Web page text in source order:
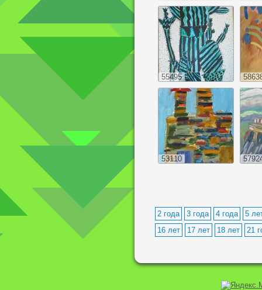
55495
53110
2 года 3 года 4 года
5
16 лет
17 лет 18 лет 21